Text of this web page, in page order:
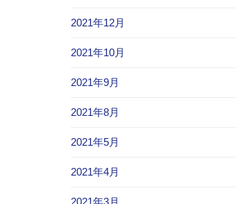
2021年12月
2021年10月
2021年9月
2021年8月
2021年5月
2021年4月